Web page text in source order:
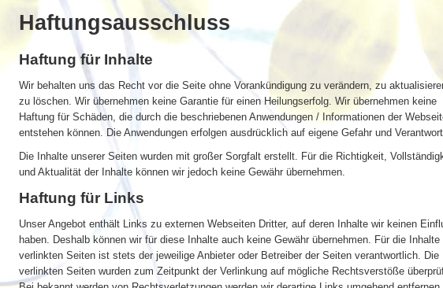
Haftungsausschluss
Haftung für Inhalte
Wir behalten uns das Recht vor die Seite ohne Vorankündigung zu verändern, zu
zu löschen. Wir übernehmen keine Garantie für einen Heilungserfolg. Wir übernehmen keine
Haftung für Schäden, die durch die beschriebenen Anwendungen / Informationen der
entstehen können. Die Anwendungen erfolgen ausdrücklich auf eigene Gefahr und
Die Inhalte unserer Seiten wurden mit großer Sorgfalt erstellt. Für die Richtigkeit,
und Aktualität der Inhalte können wir jedoch keine Gewähr übernehmen.
Haftung für Links
Unser Angebot enthält Links zu externen Webseiten Dritter, auf deren Inhalte wir keinen
haben. Deshalb können wir für diese Inhalte auch keine Gewähr übernehmen. Für die Inhalte
verlinkten Seiten ist stets der jeweilige Anbieter oder Betreiber der Seiten verantwortlich. Die
verlinkten Seiten wurden zum Zeitpunkt der Verlinkung auf mögliche Rechtsverstöße